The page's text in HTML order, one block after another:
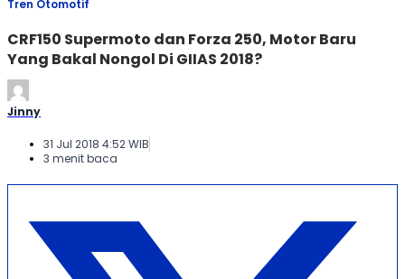
Tren Otomotif
CRF150 Supermoto dan Forza 250, Motor Baru
Yang Bakal Nongol Di GIIAS 2018?
Jinny
31 Jul 2018 4:52 WIB
3 menit baca